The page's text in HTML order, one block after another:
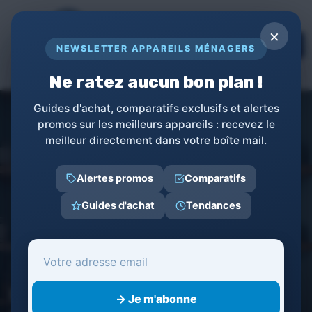
LE GUIDE COMPLET POUR APPAREILS
MÉNAGERS
TOPs
Appareils ménagers Petit Électroménager de Cuisine
Optimisez votre cuisine avec
×
NEWSLETTER APPAREILS MÉNAGERS
Ne ratez aucun bon plan !
Guides d'achat, comparatifs exclusifs et alertes
promos sur les meilleurs appareils : recevez le
meilleur directement dans votre boîte mail.
Alertes promos Comparatifs
Guides d'achat Tendances
→ Je m'abonne
Panneau de gestion des cookies